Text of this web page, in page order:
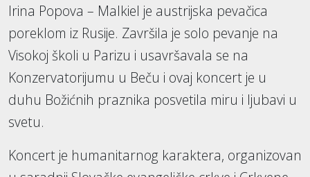
Irina Popova – Malkiel je austrijska pevačica
poreklom iz Rusije. Završila je solo pevanje na
Visokoj školi u Parizu i usavršavala se na
Konzervatorijumu u Beču i ovaj koncert je u
duhu Božićnih praznika posvetila miru i ljubavi u
svetu.
Koncert je humanitarnog karaktera, organizovan